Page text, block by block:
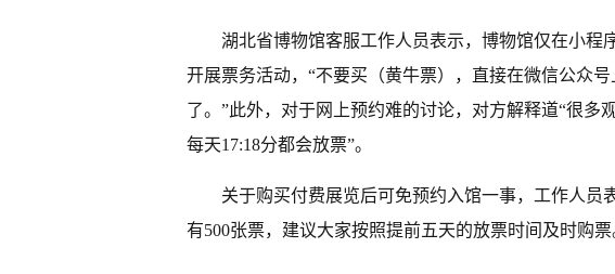
湖北省博物馆客服工作人员表示，博物馆仅在小程
开展票务活动，“不要买（黄牛票），直接在微信公众
了。”此外，对于网上预约难的讨论，对方解释道“很多
每天17:18分都会放票”。
关于购买付费展览后可免预约入馆一事，工作人员
有500张票，建议大家按照提前五天的放票时间及时购票